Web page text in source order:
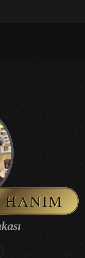
HANIM